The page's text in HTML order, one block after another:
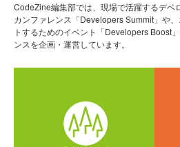
CodeZine編集部では、現場で活躍するデベ
カンファレンス「Developers Summit」や
トするためのイベント「Developers Boost
ンスを企画・運営しています。